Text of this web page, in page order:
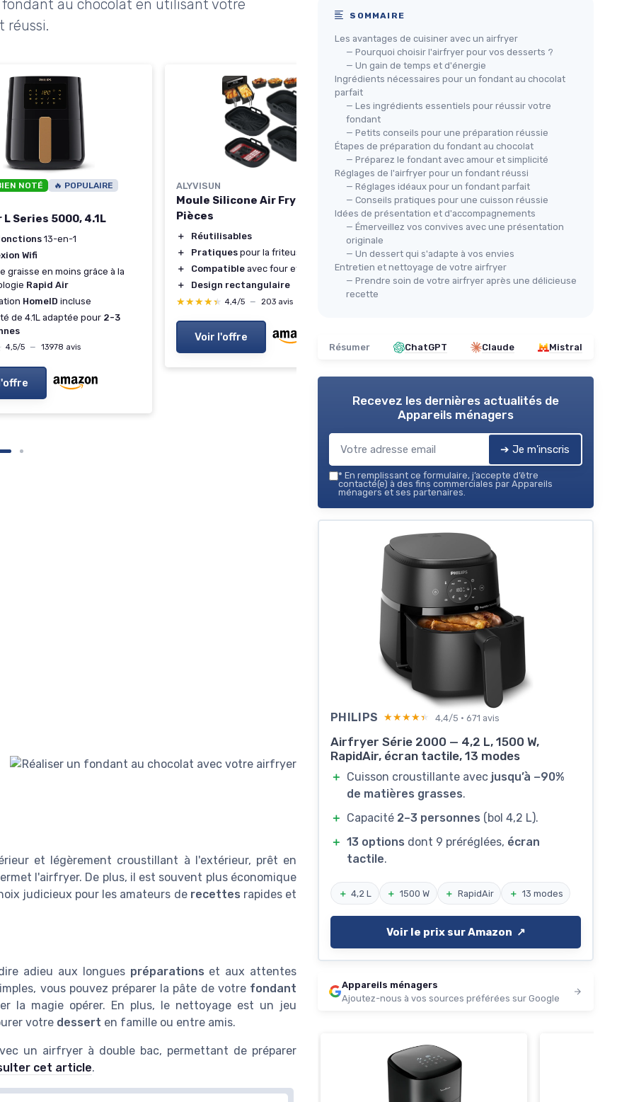
au chocolat en utilisant votre
réussi.
NOTÉ 🔥 POPULAIRE
Series 5000, 4.1L
13-en-1
Wifi
graisse en moins grâce à la
Rapid Air
HomeID incluse
de 4.1L adaptée pour 2-3
4,5/5 — 13978 avis
ALYVISUN
Moule Silicone Air Fryer - 4
Pièces
＋
Réutilisables
＋
Pratiques pour la friteuse à air
＋
Compatible avec four et micro-ondes
＋
Design rectangulaire
★★★★★
★★★★★ 4,4/5 — 203 avis
Voir l'offre
PATISSE
Moule à Cake pour Friteuse à Air
Format XL & XXL
＋ Dimensions : 19 x 12 x 7 cm
＋ Fabriqué en acier revêtu
＋ Compatible avec Air Fryer
★★★★★
★★★★★ 4,3/5 138 avis
et légèrement croustillant à l'extérieur, prêt en
l'airfryer. De plus, il est souvent plus économique
judicieux pour les amateurs de recettes rapides et
adieu aux longues préparations et aux attentes
vous pouvez préparer la pâte de votre fondant
la magie opérer. En plus, le nettoyage est un jeu
votre dessert en famille ou entre amis.
un airfryer à double bac, permettant de préparer
cet article.
SOMMAIRE
Les avantages de cuisiner avec un airfryer
— Pourquoi choisir l'airfryer pour vos desserts ?
— Un gain de temps et d'énergie
Ingrédients nécessaires pour un fondant au chocolat
parfait
— Les ingrédients essentiels pour réussir votre
fondant
— Petits conseils pour une préparation réussie
Étapes de préparation du fondant au chocolat
— Préparez le fondant avec amour et simplicité
Réglages de l'airfryer pour un fondant réussi
— Réglages idéaux pour un fondant parfait
— Conseils pratiques pour une cuisson réussie
Idées de présentation et d'accompagnements
— Émerveillez vos convives avec une présentation
originale
— Un dessert qui s'adapte à vos envies
Entretien et nettoyage de votre airfryer
— Prendre soin de votre airfryer après une délicieuse
recette
Résumer ChatGPT Claude Mistral
Recevez les dernières actualités de
Appareils ménagers
➔ Je m'inscris
* En remplissant ce formulaire, j’accepte d’être
contacté(e) à des fins commerciales par Appareils
ménagers et ses partenaires.
PHILIPS ★★★★★
★★★★★ 4,4/5 · 671 avis
Airfryer Série 2000 — 4,2 L, 1500 W,
RapidAir, écran tactile, 13 modes
＋ Cuisson croustillante avec jusqu’à −90%
de matières grasses.
＋ Capacité 2–3 personnes (bol 4,2 L).
＋ 13 options dont 9 préréglées, écran
tactile.
＋ 4,2 L ＋ 1500 W ＋ RapidAir ＋ 13 modes
Voir le prix sur Amazon ↗️
Appareils ménagers
Ajoutez-nous à vos sources préférées sur Google